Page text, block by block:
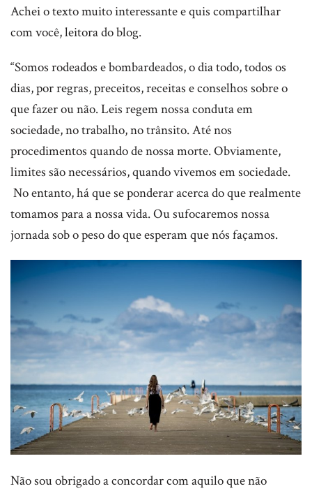
Achei o texto muito interessante e quis compartilhar
com você, leitora do blog.
“Somos rodeados e bombardeados, o dia todo, todos os
dias, por regras, preceitos, receitas e conselhos sobre o
que fazer ou não. Leis regem nossa conduta em
sociedade, no trabalho, no trânsito. Até nos
procedimentos quando de nossa morte. Obviamente,
limites são necessários, quando vivemos em sociedade.
No entanto, há que se ponderar acerca do que realmente
tomamos para a nossa vida. Ou sufocaremos nossa
jornada sob o peso do que esperam que nós façamos.
Não sou obrigado a concordar com aquilo que não